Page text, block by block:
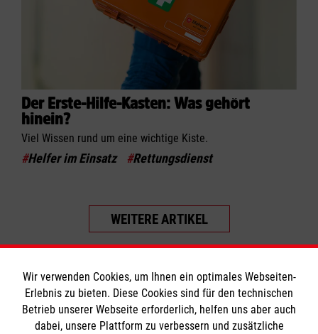
Der Erste-Hilfe-Kasten: Was gehört
hinein?
Viel Wissen rund um eine wichtige Kiste.
#Helfer im Einsatz #Rettungsdienst
WEITERE ARTIKEL
Wir verwenden Cookies, um Ihnen ein optimales Webseiten-
Erlebnis zu bieten. Diese Cookies sind für den technischen
Betrieb unserer Webseite erforderlich, helfen uns aber auch
dabei, unsere Plattform zu verbessern und zusätzliche